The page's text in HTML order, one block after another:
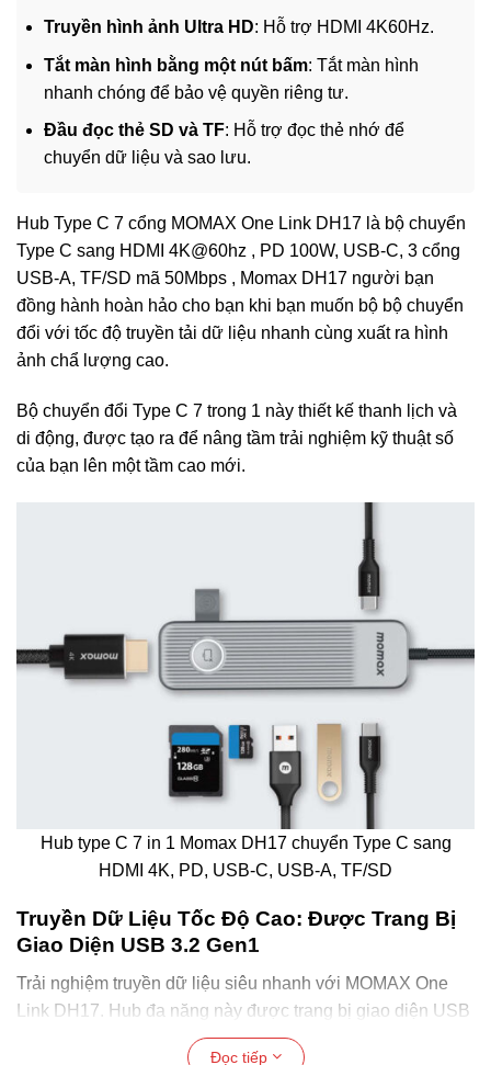
Truyền hình ảnh Ultra HD: Hỗ trợ HDMI 4K60Hz.
Tắt màn hình bằng một nút bấm: Tắt màn hình
nhanh chóng để bảo vệ quyền riêng tư.
Đầu đọc thẻ SD và TF: Hỗ trợ đọc thẻ nhớ để
chuyển dữ liệu và sao lưu.
Hub Type C 7 cổng MOMAX One Link DH17 là bộ chuyển
Type C sang HDMI 4K@60hz , PD 100W, USB-C, 3 cổng
USB-A, TF/SD mã 50Mbps , Momax DH17 người bạn
đồng hành hoàn hảo cho bạn khi bạn muốn bộ bộ chuyển
đổi với tốc độ truyền tải dữ liệu nhanh cùng xuất ra hình
ảnh chẩ lượng cao.
Bộ chuyển đổi Type C 7 trong 1 này thiết kế thanh lịch và
di động, được tạo ra để nâng tầm trải nghiệm kỹ thuật số
của bạn lên một tầm cao mới.
Hub type C 7 in 1 Momax DH17 chuyển Type C sang
HDMI 4K, PD, USB-C, USB-A, TF/SD
Truyền Dữ Liệu Tốc Độ Cao: Được Trang Bị
Giao Diện USB 3.2 Gen1
Trải nghiệm truyền dữ liệu siêu nhanh với MOMAX One
Link DH17. Hub đa năng này được trang bị giao diện USB
3.2 Gen1, cho phép bạn kết nối các thiết bị ngoại vi và tận
Đọc tiếp